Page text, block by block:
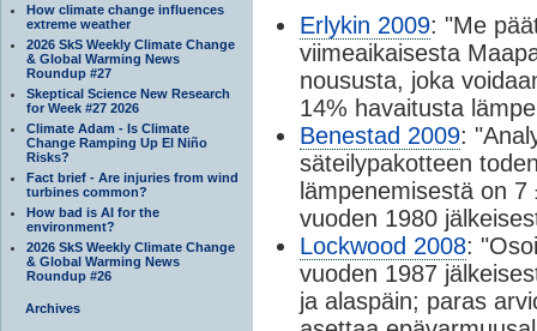
How climate change influences
extreme weather
2026 SkS Weekly Climate Change
& Global Warming News
Roundup #27
Skeptical Science New Research
for Week #27 2026
Climate Adam - Is Climate
Change Ramping Up El Niño
Risks?
Fact brief - Are injuries from wind
turbines common?
How bad is AI for the
environment?
2026 SkS Weekly Climate Change
& Global Warming News
Roundup #26
Archives
Erlykin 2009: "Me
viimeaikaisesta
noususta, joka
14% havaitusta
Benestad 2009:
säteilypakotteen
lämpenemisestä on
vuoden 1980
Lockwood 2008:
vuoden 1987
ja alaspäin; paras